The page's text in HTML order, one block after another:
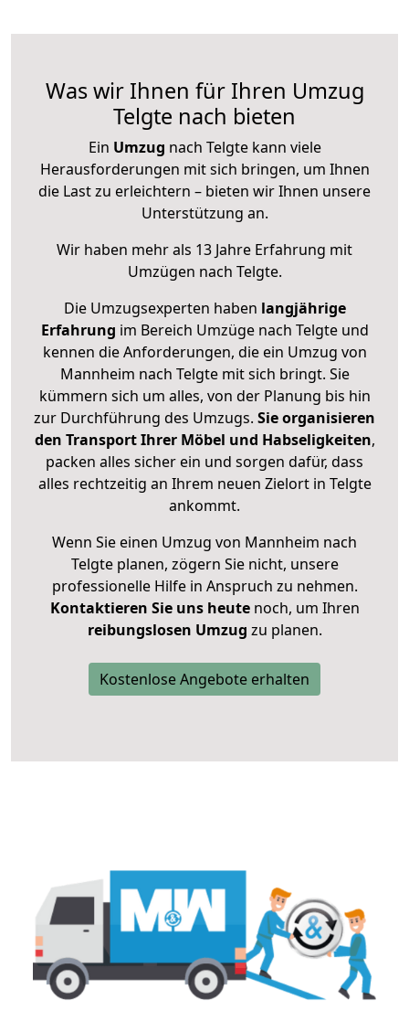
Was wir Ihnen für Ihren Umzug
Telgte nach bieten
Ein Umzug nach Telgte kann viele
Herausforderungen mit sich bringen, um Ihnen
die Last zu erleichtern – bieten wir Ihnen unsere
Unterstützung an.
Wir haben mehr als 13 Jahre Erfahrung mit
Umzügen nach Telgte.
Die Umzugsexperten haben langjährige
Erfahrung im Bereich Umzüge nach Telgte und
kennen die Anforderungen, die ein Umzug von
Mannheim nach Telgte mit sich bringt. Sie
kümmern sich um alles, von der Planung bis hin
zur Durchführung des Umzugs. Sie organisieren
den Transport Ihrer Möbel und Habseligkeiten,
packen alles sicher ein und sorgen dafür, dass
alles rechtzeitig an Ihrem neuen Zielort in Telgte
ankommt.
Wenn Sie einen Umzug von Mannheim nach
Telgte planen, zögern Sie nicht, unsere
professionelle Hilfe in Anspruch zu nehmen.
Kontaktieren Sie uns heutenoch, um Ihren
reibungslosen Umzug zu planen.
Kostenlose Angebote erhalten